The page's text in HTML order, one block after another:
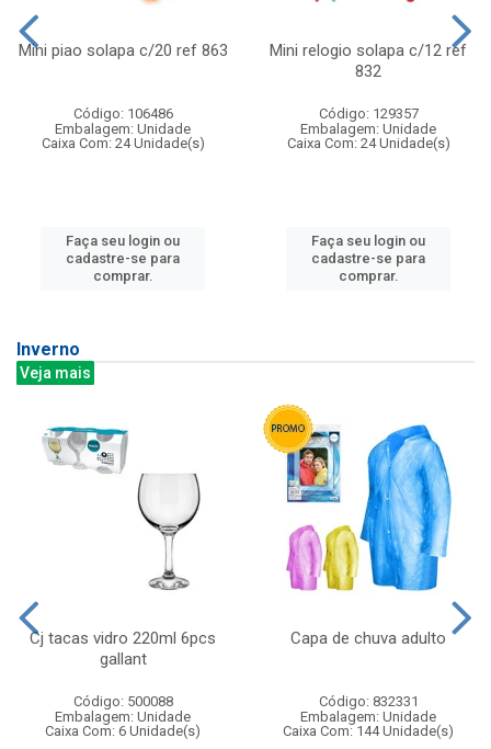
Mini piao solapa c/20 ref 863
Código: 106486
Embalagem: Unidade
Caixa Com: 24 Unidade(s)
Faça seu login ou
cadastre-se para
comprar.
Mini relogio solapa c/12 ref
832
Código: 129357
Embalagem: Unidade
Caixa Com: 24 Unidade(s)
Faça seu login ou
cadastre-se para
comprar.
Inverno
Veja mais
Cj tacas vidro 220ml 6pcs
gallant
Código: 500088
Embalagem: Unidade
Caixa Com: 6 Unidade(s)
Capa de chuva adulto
Código: 832331
Embalagem: Unidade
Caixa Com: 144 Unidade(s)